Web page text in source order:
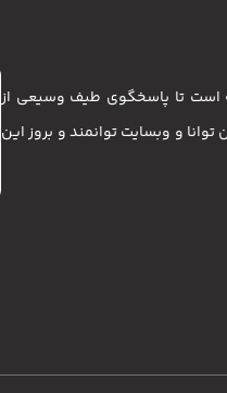
است تا پاسخگوی طیف وسیعی از
توانا و وبسایت توانمند و بروز این